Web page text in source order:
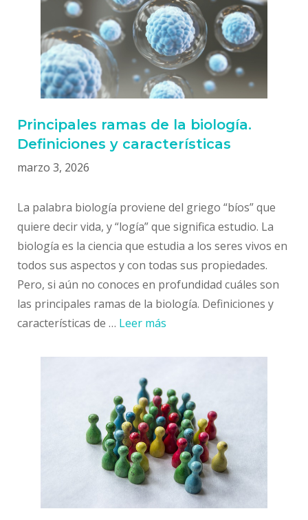
Principales ramas de la biología.
Definiciones y características
marzo 3, 2026
La palabra biología proviene del griego “bíos” que
quiere decir vida, y “logía” que significa estudio. La
biología es la ciencia que estudia a los seres vivos en
todos sus aspectos y con todas sus propiedades.
Pero, si aún no conoces en profundidad cuáles son
las principales ramas de la biología. Definiciones y
características de … Leer más